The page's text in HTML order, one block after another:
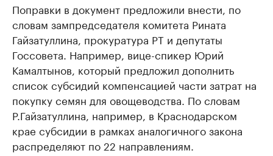
Поправки в документ предложили внести, по
словам зампредседателя комитета Рината
Гайзатуллина, прокуратура РТ и депутаты
Госсовета. Например, вице-спикер Юрий
Камалтынов, который предложил дополнить
список субсидий компенсацией части затрат на
покупку семян для овощеводства. По словам
Р.Гайзатуллина, например, в Краснодарском
крае субсидии в рамках аналогичного закона
распределяют по 22 направлениям.